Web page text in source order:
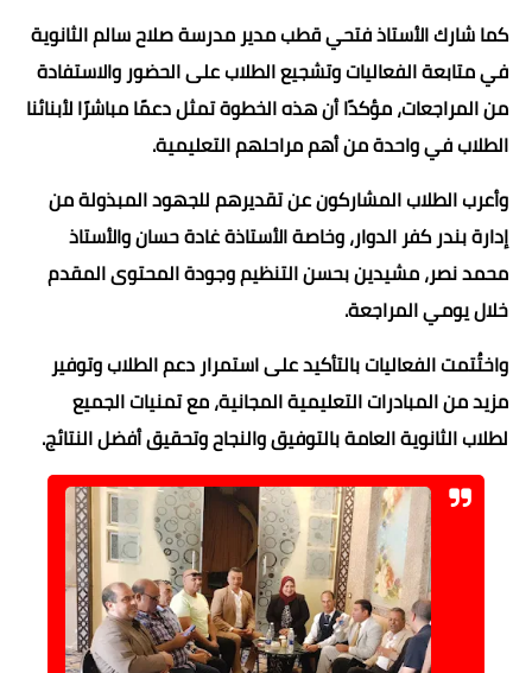
كما شارك الأستاذ فتحي قطب مدير مدرسة صلاح سالم الثانوية
في متابعة الفعاليات وتشجيع الطلاب على الحضور والاستفادة
من المراجعات، مؤكدًا أن هذه الخطوة تمثل دعمًا مباشرًا لأبنائنا
الطلاب في واحدة من أهم مراحلهم التعليمية.
وأعرب الطلاب المشاركون عن تقديرهم للجهود المبذولة من
إدارة بندر كفر الدوار، وخاصة الأستاذة غادة حسان والأستاذ
محمد نصر، مشيدين بحسن التنظيم وجودة المحتوى المقدم
خلال يومي المراجعة.
واختُتمت الفعاليات بالتأكيد على استمرار دعم الطلاب وتوفير
مزيد من المبادرات التعليمية المجانية، مع تمنيات الجميع
لطلاب الثانوية العامة بالتوفيق والنجاح وتحقيق أفضل النتائج.